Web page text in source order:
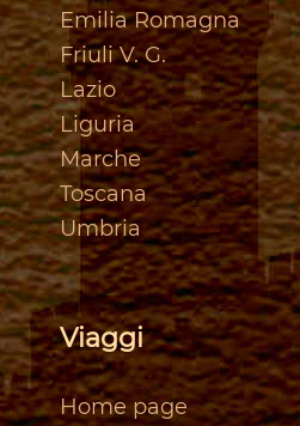
Emilia Romagna
Friuli V. G.
Lazio
Liguria
Marche
Toscana
Umbria
Viaggi
Home page